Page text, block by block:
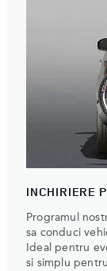
INCHIRIERE
Programul
sa conduci
Ideal pentru
si simplu